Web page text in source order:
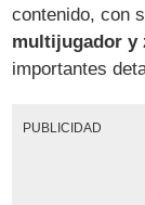
contenido, con
multijugador y
importantes
PUBLICIDAD